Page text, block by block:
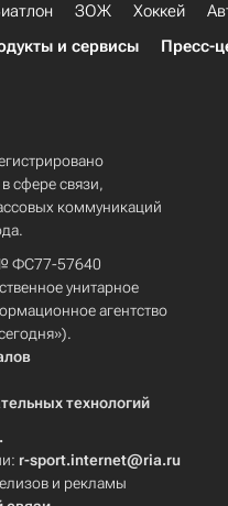
ЗОЖ Хоккей
и сервисы Пресс-
сфере связи,
коммуникаций
№ ФС77-57640
унитарное
агентство
технологий
r-sport.internet@ria.ru
и рекламы